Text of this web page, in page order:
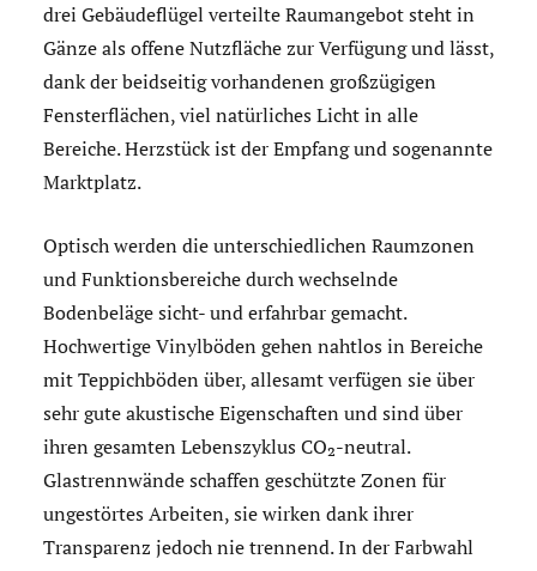
drei Gebäudeflügel verteilte Raumangebot steht in
Gänze als offene Nutzfläche zur Verfügung und lässt,
dank der beidseitig vorhandenen großzügigen
Fensterflächen, viel natürliches Licht in alle
Bereiche. Herzstück ist der Empfang und sogenannte
Marktplatz.
Optisch werden die unterschiedlichen Raumzonen
und Funktionsbereiche durch wechselnde
Bodenbeläge sicht- und erfahrbar gemacht.
Hochwertige Vinylböden gehen nahtlos in Bereiche
mit Teppichböden über, allesamt verfügen sie über
sehr gute akustische Eigenschaften und sind über
ihren gesamten Lebenszyklus CO₂-neutral.
Glastrennwände schaffen geschützte Zonen für
ungestörtes Arbeiten, sie wirken dank ihrer
Transparenz jedoch nie trennend. In der Farbwahl